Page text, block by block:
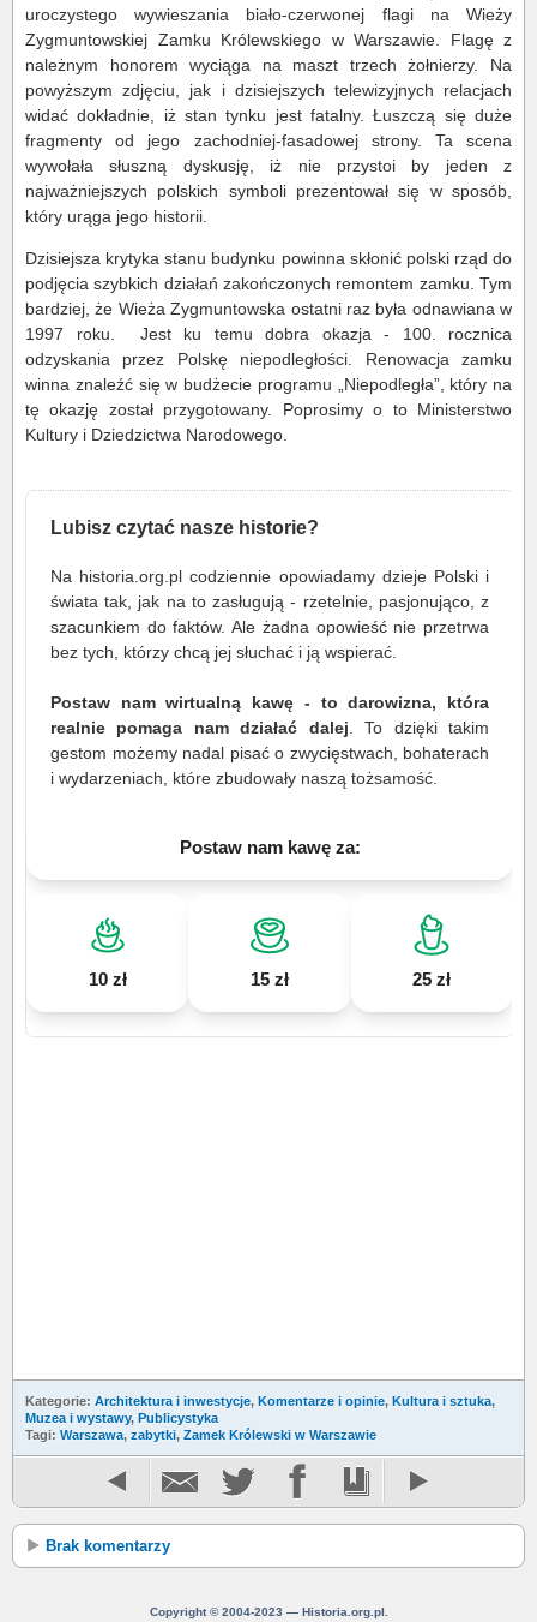
uroczystego wywieszania biało-czerwonej flagi na Wieży
Zygmuntowskiej Zamku Królewskiego w Warszawie. Flagę z
należnym honorem wyciąga na maszt trzech żołnierzy. Na
powyższym zdjęciu, jak i dzisiejszych telewizyjnych relacjach
widać dokładnie, iż stan tynku jest fatalny. Łuszczą się duże
fragmenty od jego zachodniej-fasadowej strony. Ta scena
wywołała słuszną dyskusję, iż nie przystoi by jeden z
najważniejszych polskich symboli prezentował się w sposób,
który urąga jego historii.
Dzisiejsza krytyka stanu budynku powinna skłonić polski rząd do
podjęcia szybkich działań zakończonych remontem zamku. Tym
bardziej, że Wieża Zygmuntowska ostatni raz była odnawiana w
1997 roku. Jest ku temu dobra okazja - 100. rocznica
odzyskania przez Polskę niepodległości. Renowacja zamku
winna znaleźć się w budżecie programu „Niepodległa”, który na
tę okazję został przygotowany. Poprosimy o to Ministerstwo
Kultury i Dziedzictwa Narodowego.
Lubisz czytać nasze historie?
Na historia.org.pl codziennie opowiadamy dzieje Polski i
świata tak, jak na to zasługują - rzetelnie, pasjonująco, z
szacunkiem do faktów. Ale żadna opowieść nie przetrwa
bez tych, którzy chcą jej słuchać i ją wspierać.
Postaw nam wirtualną kawę - to darowizna, która
realnie pomaga nam działać dalej . To dzięki takim
gestom możemy nadal pisać o zwycięstwach, bohaterach
i wydarzeniach, które zbudowały naszą tożsamość.
Postaw nam kawę za:
10 zł 15 zł 25 zł
Kategorie: Architektura i inwestycje, Komentarze i opinie, Kultura i sztuka,
Muzea i wystawy, Publicystyka
Tagi: Warszawa, zabytki, Zamek Królewski w Warszawie
Brak komentarzy
Copyright © 2004-2023 — Historia.org.pl.